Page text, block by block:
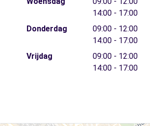
14:00 - 17:00
Donderdag
09:00 - 12:00
14:00 - 17:00
Vrijdag
09:00 - 12:00
14:00 - 17:00